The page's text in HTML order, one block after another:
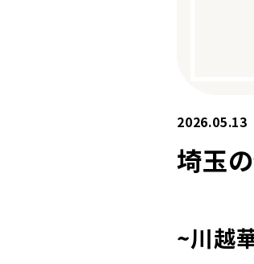
2026.05.13
埼玉
~川越